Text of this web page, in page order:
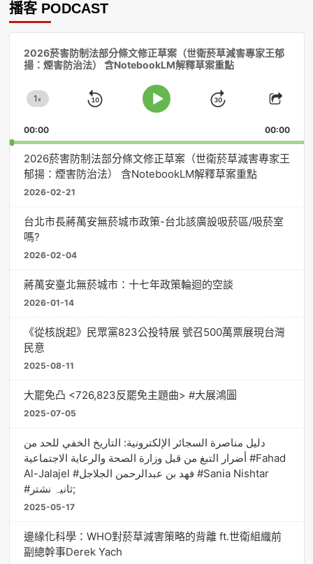
播客 PODCAST
2026菸害防制法部分條文修正草案（世衛菸草減害專家王郁
揚：煙害防治法） 含NotebookLM解釋草案重點
Change
Rate
1x
Skip
Play
Jump
Forward
Share
00:00 00:00
2026菸害防制法部分條文修正草案（世衛菸草減害專家王
郁揚：煙害防治法） 含NotebookLM解釋草案重點
2026-02-21
台北市長蔣萬安無菸城市政策-台北該廣設吸菸區/吸菸室
嗎?
2026-02-04
蔣萬安臺北無菸城市：十七年政策輪迴的空談
2026-01-14
《從核說起》民眾黨823公投特展 號召500萬票展現台灣
民意
2025-08-11
大罷免凸 <726,823反罷免主題曲> #大展鴻圖
2025-07-05
دليل مناصرة السجائر الإلكترونية: التاريخ الخفي للحد من
أضرار التبغ من قبل وزارة الصحة والرعاية الاجتماعية #Fahad
Al-Jalajel #فهد بن عبدالرحمن الجلاجل #Sania Nishtar
#ثانیہ نشتر;
2025-05-17
邊緣化科學：WHO對菸草減害策略的背離 ft.世衛組織前
副總幹事Derek Yach